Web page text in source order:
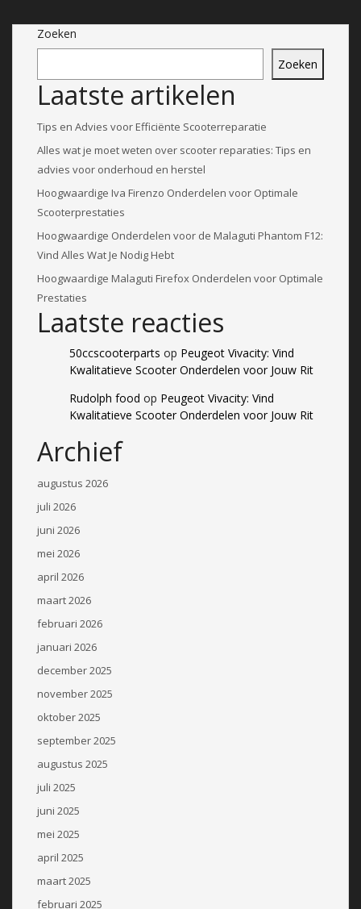
Zoeken
Zoeken
Laatste artikelen
Tips en Advies voor Efficiënte Scooterreparatie
Alles wat je moet weten over scooter reparaties: Tips en
advies voor onderhoud en herstel
Hoogwaardige Iva Firenzo Onderdelen voor Optimale
Scooterprestaties
Hoogwaardige Onderdelen voor de Malaguti Phantom F12:
Vind Alles Wat Je Nodig Hebt
Hoogwaardige Malaguti Firefox Onderdelen voor Optimale
Prestaties
Laatste reacties
50ccscooterparts op Peugeot Vivacity: Vind
Kwalitatieve Scooter Onderdelen voor Jouw Rit
Rudolph food op Peugeot Vivacity: Vind
Kwalitatieve Scooter Onderdelen voor Jouw Rit
Archief
augustus 2026
juli 2026
juni 2026
mei 2026
april 2026
maart 2026
februari 2026
januari 2026
december 2025
november 2025
oktober 2025
september 2025
augustus 2025
juli 2025
juni 2025
mei 2025
april 2025
maart 2025
februari 2025